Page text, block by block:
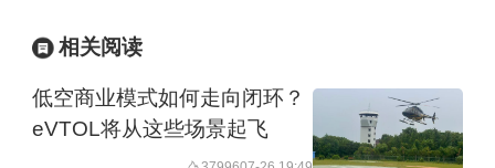
协会将充分利用博览会举办契机，发挥
设施展区”，集中展示在空域管理、智慧
起降设施、安全防护技术、产业融合应
相关阅读
低空商业模式如何走向闭环？
eVTOL将从这些场景起飞